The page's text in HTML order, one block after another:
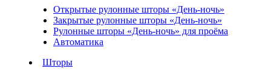
Открытые рулонные шторы «День-ночь»
Закрытые рулонные шторы «День-ночь»
Рулонные шторы «День-ночь» для проёма
Автоматика
Шторы